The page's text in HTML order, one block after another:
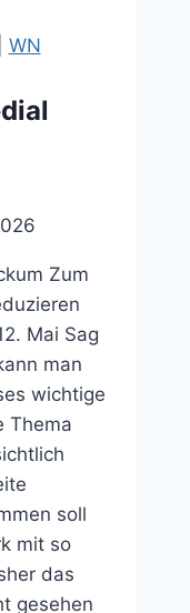
WN
Zum
Mai Sag
man
wichtige
Thema
soll
mit so
das
gesehen